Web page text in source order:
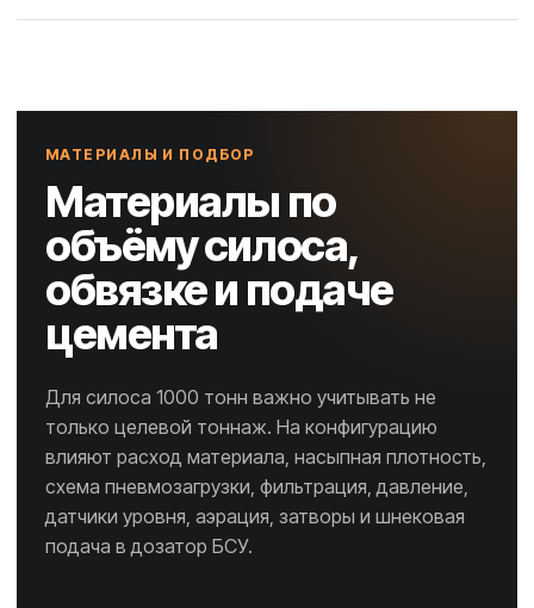
МАТЕРИАЛЫ И ПОДБОР
Материалы по
объёму силоса,
обвязке и подаче
цемента
Для силоса 1000 тонн важно учитывать не
только целевой тоннаж. На конфигурацию
влияют расход материала, насыпная плотность,
схема пневмозагрузки, фильтрация, давление,
датчики уровня, аэрация, затворы и шнековая
подача в дозатор БСУ.